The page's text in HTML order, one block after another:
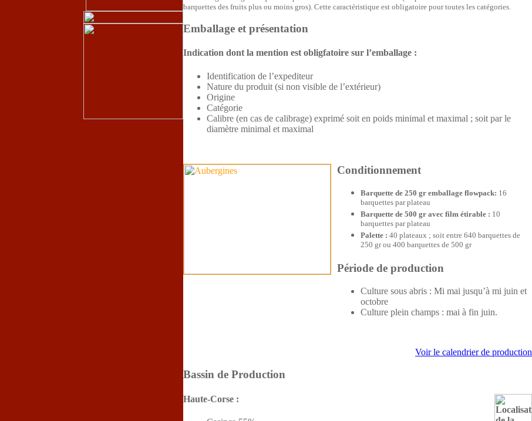
barquettes des fruits plus ou moins gros). Cette caractéristique est obligatoire pour toutes les catégories.
Emballage et présentation
Indication dont la mention est obligfatoire sur l’emballage :
Identification de l’expediteur
Nature du produit (si non visible de l’extérieur)
Origine
Catégorie
Calibre (en cas de calibrage) exprimé soit en poids minimal et maximal ; soit par le
diamètre minimal et maximal
Conditionnement
Barquette de 250 gr emballage flowpack: 16
barquettes par plateau
Barquette de 500 gr avec film étirable : 10
barquettes par plateau
Palette : 40 plateaux ; soit entre 640 barquettes de
250 gr ou 400 barquettes de 500 gr
Période de production
Culture sous abris : Mi mai jusqu’à mi juin et
octobre
Culture plein champs : mai à fin juin.
Voir le calendrier de production
Bassin de Production
Haute-Corse :